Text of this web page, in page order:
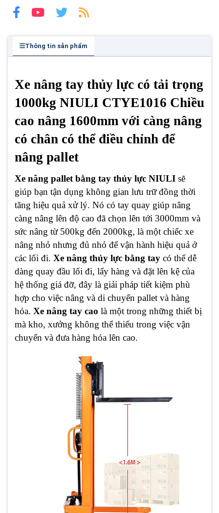
Thông tin sản phẩm
Xe nâng tay thủy lực có tải trọng
1000kg NIULI CTYE1016 Chiều
cao nâng 1600mm với càng nâng
có chân có thể điều chỉnh để
nâng pallet
Xe nâng pallet bằng tay thủy lực NIULI sẽ
giúp bạn tận dụng không gian lưu trữ đồng thời
tăng hiệu quả xử lý. Nó có tay quay giúp nâng
càng nâng lên độ cao đã chọn lên tới 3000mm và
sức nâng từ 500kg đến 2000kg, là một chiếc xe
nâng nhỏ nhưng đủ nhỏ để vận hành hiệu quả ở
các lối đi. Xe nâng thủy lực bằng tay có thể dễ
dàng quay đầu lối đi, lấy hàng và đặt lên kệ của
hệ thống giá đỡ, đây là giải pháp tiết kiệm phù
hợp cho việc nâng và di chuyển pallet và hàng
hóa. Xe nâng tay cao là một trong những thiết bị
mà kho, xưởng không thể thiếu trong việc vận
chuyển và đưa hàng hóa lên cao.